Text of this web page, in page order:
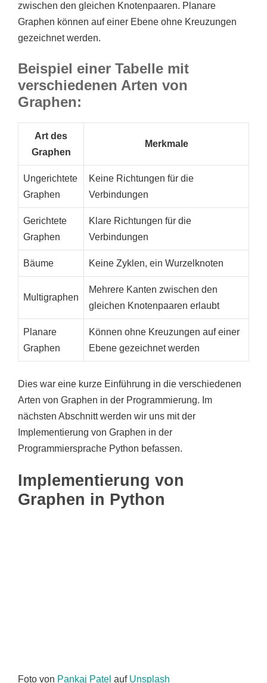
zwischen den gleichen Knotenpaaren. Planare
Graphen können auf einer Ebene ohne Kreuzungen
gezeichnet werden.
Beispiel einer Tabelle mit
verschiedenen Arten von
Graphen:
Art des
Graphen
Merkmale
Ungerichtete
Graphen
Keine Richtungen für die
Verbindungen
Gerichtete
Graphen
Klare Richtungen für die
Verbindungen
Bäume Keine Zyklen, ein Wurzelknoten
Multigraphen
Mehrere Kanten zwischen den
gleichen Knotenpaaren erlaubt
Planare
Graphen
Können ohne Kreuzungen auf einer
Ebene gezeichnet werden
Dies war eine kurze Einführung in die verschiedenen
Arten von Graphen in der Programmierung. Im
nächsten Abschnitt werden wir uns mit der
Implementierung von Graphen in der
Programmiersprache Python befassen.
Implementierung von
Graphen in Python
Foto von Pankaj Patel auf Unsplash